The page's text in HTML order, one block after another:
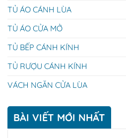
TỦ ÁO CÁNH LÙA
TỦ ÁO CỬA MỞ
TỦ BẾP CÁNH KÍNH
TỦ RƯỢU CÁNH KÍNH
VÁCH NGĂN CỬA LÙA
BÀI VIẾT MỚI NHẤT